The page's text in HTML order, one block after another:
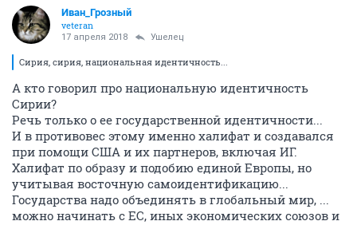
Иван_Грозный
veteran
17 апреля 2018 Ушелец
Сирия, сирия, национальная идентичность...
А кто говорил про национальную идентичность
Сирии?
Речь только о ее государственной идентичности...
И в противовес этому именно халифат и создавался
при помощи США и их партнеров, включая ИГ.
Халифат по образу и подобию единой Европы, но
учитывая восточную самоидентификацию...
Государства надо объединять в глобальный мир, ...
можно начинать с ЕС, иных экономических союзов и